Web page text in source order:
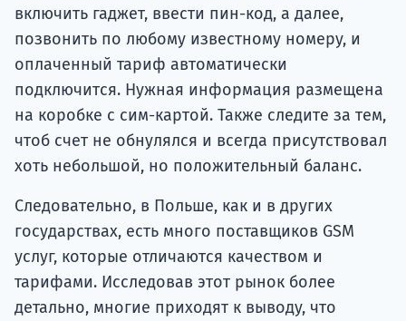
включить гаджет, ввести пин-код, а далее,
позвонить по любому известному номеру, и
оплаченный тариф автоматически
подключится. Нужная информация размещена
на коробке с сим-картой. Также следите за тем,
чтоб счет не обнулялся и всегда присутствовал
хоть небольшой, но положительный баланс.
Следовательно, в Польше, как и в других
государствах, есть много поставщиков GSM
услуг, которые отличаются качеством и
тарифами. Исследовав этот рынок более
детально, многие приходят к выводу, что